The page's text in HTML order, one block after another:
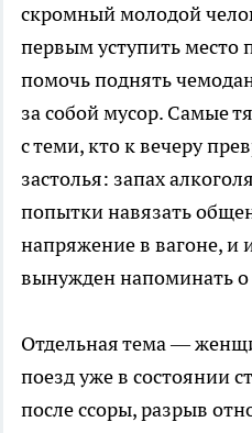
скромный молодой
первым уступить место
помочь поднять
за собой мусор. Самые
с теми, кто к вечеру
застолья: запах
попытки навязать
напряжение в вагоне, и
вынужден напоминать о
Отдельная тема —
поезд уже в состоянии
после ссоры, разрыв